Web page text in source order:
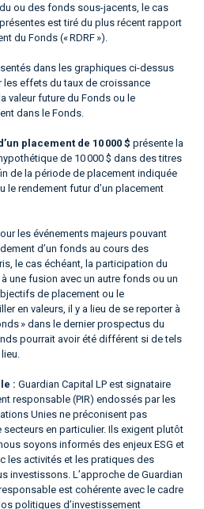
ou des fonds sous-jacents, le cas
est tiré du plus récent rapport
du Fonds (« RDRF »).
dans les graphiques ci-dessus
les effets du taux de croissance
valeur future du Fonds ou le
dans le Fonds.
placement de 10 000 $ présente la
de 10 000 $ dans des titres
de la période de placement indiquée
le rendement futur d’un placement
les événements majeurs pouvant
d’un fonds au cours des
le cas échéant, la participation du
une fusion avec un autre fonds ou un
de placement ou le
en valeurs, il y a lieu de se reporter à
» dans le dernier prospectus du
pourrait avoir été différent si de tels
: Guardian Capital LP est signataire
responsable (PIR) endossés par les
Unies ne préconisent pas
secteurs en particulier. Ils exigent plutôt
soyons informés des enjeux ESG et
les activités et les pratiques des
investissons. L’approche de Guardian
est cohérente avec le cadre
politiques d’investissement